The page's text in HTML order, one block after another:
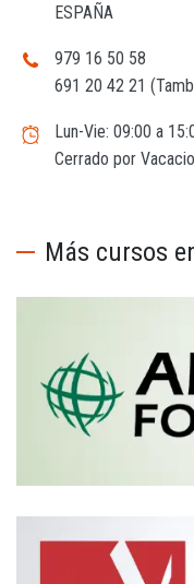
ESPAÑA
979 16 50 58
691 20 42 21
Lun-Vie: 09:00 a
Cerrado por
Más cursos